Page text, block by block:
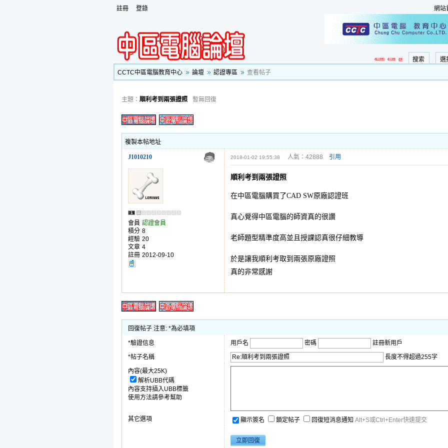
註冊 登錄 網站
選
搜索
CCTC中區電腦教育中心
論壇 認證專區 查看帖子
主題： 順利考到兩張證照 暫無回復
複製本帖地址
J1010210 2018-01-02 19:55:38 人氣：42888 引用
會員 認證會員
積分 8
經驗 20
文章 4
註冊 2012-09-10
順利考到兩張證照
在中區電腦購買了CAD SW原廠認證班
真心覺得中區電腦的師資真的很讚
老師題型精準度高並且授課認真很仔細教導
於是讓我順利考取到兩張原廠證照
真的非常感謝
回復帖子 注意: *為必填項
*驗證信息 用戶名 密碼
註冊新用戶
*帖子名稱
長度不得超過255字
內容(最大25K)
解析UBB代碼
內容支持插入UBB標籤
使用方法請參考幫助
其它選項 顯示簽名 鎖定帖子 回復短消息通知 Alt+S或Ctrl+Enter快速提交